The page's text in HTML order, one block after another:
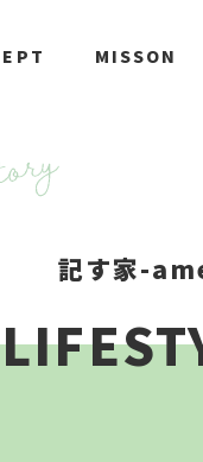
MISSON
記す家-